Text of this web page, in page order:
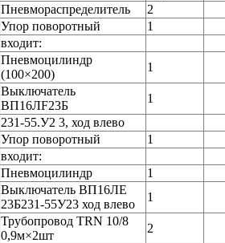
Пневмораспределитель
2
Упор поворотный
1
входит:
Пневмоцилиндр
(100×200)
1
Выключатель
ВП16ЛF23Б
1
231-55.У2 3, ход влево
Упор поворотный
1
входит:
Пневмоцилиндр
1
Выключатель ВП16ЛЕ
23Б231-55У23 ход влево
1
Трубопровод TRN 10/8
0,9м×2шт
2